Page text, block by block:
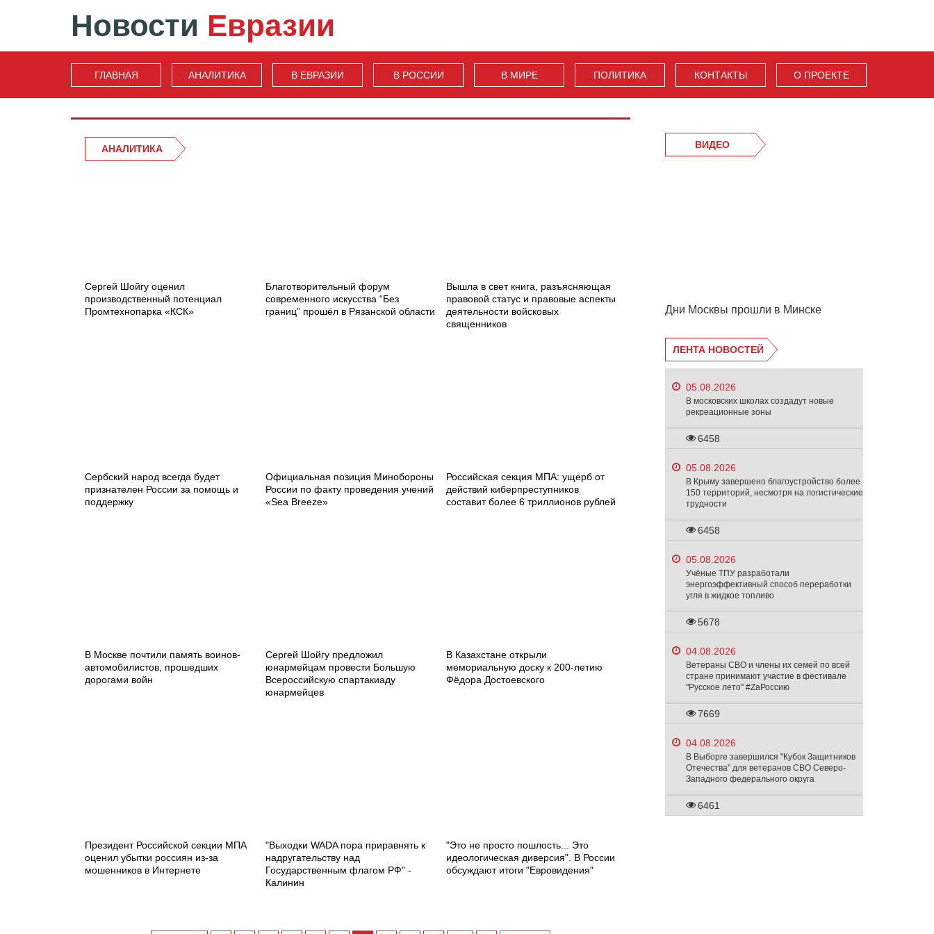
Новости Евразии
ГЛАВНАЯ АНАЛИТИКА В ЕВРАЗИИ В РОССИИ В МИРЕ ПОЛИТИКА КОНТАКТЫ О ПРОЕКТЕ
АНАЛИТИКА
Сергей Шойгу оценил
производственный потенциал
Промтехнопарка «КСК»
Благотворительный форум
современного искусства “Без
границ” прошёл в Рязанской области
Вышла в свет книга, разъясняющая
правовой статус и правовые аспекты
деятельности войсковых
священников
Сербский народ всегда будет
признателен России за помощь и
поддержку
Официальная позиция Минобороны
России по факту проведения учений
«Sea Breeze»
Российская секция МПА: ущерб от
действий киберпреступников
составит более 6 триллионов рублей
В Москве почтили память воинов-
автомобилистов, прошедших
дорогами войн
Сергей Шойгу предложил
юнармейцам провести Большую
Всероссийскую спартакиаду
юнармейцев
В Казахстане открыли
мемориальную доску к 200-летию
Фёдора Достоевского
Президент Российской секции МПА
оценил убытки россиян из-за
мошенников в Интернете
"Выходки WADA пора приравнять к
надругательству над
Государственным флагом РФ" -
Калинин
"Это не просто пошлость... Это
идеологическая диверсия". В России
обсуждают итоги "Евровидения"
ВИДЕО
Дни Москвы прошли в Минске
ЛЕНТА НОВОСТЕЙ
05.08.2026
В московских школах создадут новые
рекреационные зоны
6458
05.08.2026
В Крыму завершено благоустройство более
150 территорий, несмотря на логистические
трудности
6458
05.08.2026
Учёные ТПУ разработали
энергоэффективный способ переработки
угля в жидкое топливо
5678
04.08.2026
Ветераны СВО и члены их семей по всей
стране принимают участие в фестивале
"Русское лето" #ZaРоссию
7669
04.08.2026
В Выборге завершился "Кубок Защитников
Отечества" для ветеранов СВО Северо-
Западного федерального округа
6461